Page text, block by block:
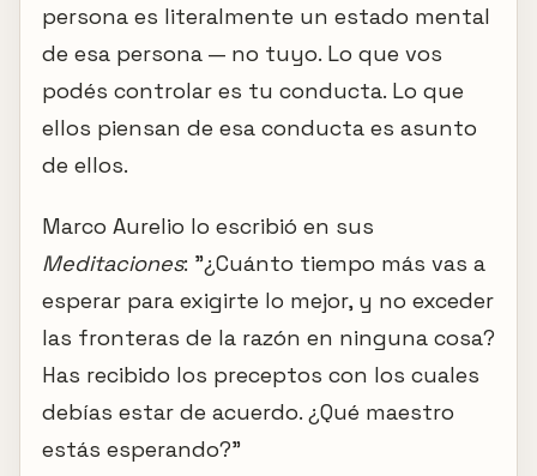
persona es literalmente un estado mental
de esa persona — no tuyo. Lo que vos
podés controlar es tu conducta. Lo que
ellos piensan de esa conducta es asunto
de ellos.
Marco Aurelio lo escribió en sus
Meditaciones: "¿Cuánto tiempo más vas a
esperar para exigirte lo mejor, y no exceder
las fronteras de la razón en ninguna cosa?
Has recibido los preceptos con los cuales
debías estar de acuerdo. ¿Qué maestro
estás esperando?"